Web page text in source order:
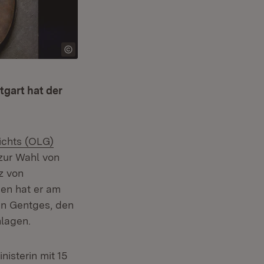
hat der
(OLG)
Wahl von
von
hat er am
Gentges, den
mit 15